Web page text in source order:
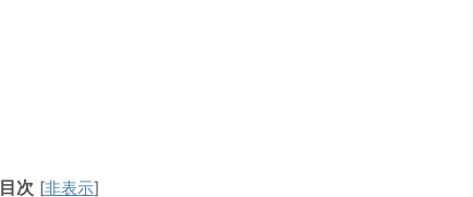
目次 [非表示]